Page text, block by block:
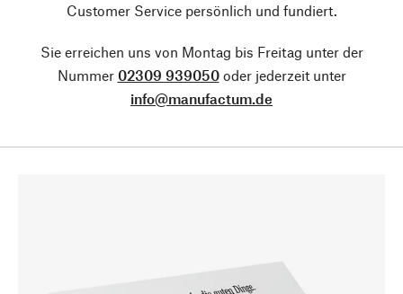
Customer Service persönlich und fundiert.
Sie erreichen uns von Montag bis Freitag unter der
Nummer 02309 939050oder jederzeit unter
info@manufactum.de